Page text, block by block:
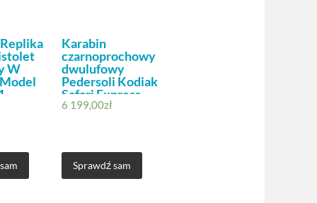
W
Karabin
czarnoprochowy
dwulufowy
Pedersoli Kodiak
Safari Express
.72 (L.245-72)
6 199,00zł
Sprawdź sam